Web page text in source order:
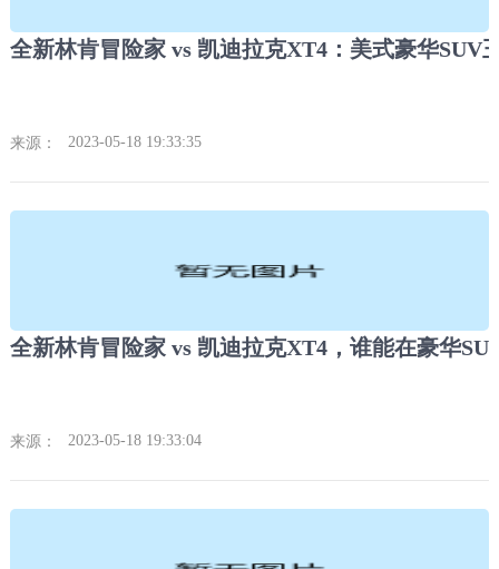
全新林肯冒险家 vs 凯迪拉克XT4：美式豪华SUV
来源： 2023-05-18 19:33:35
来源： 2023-05-18 19:33:04